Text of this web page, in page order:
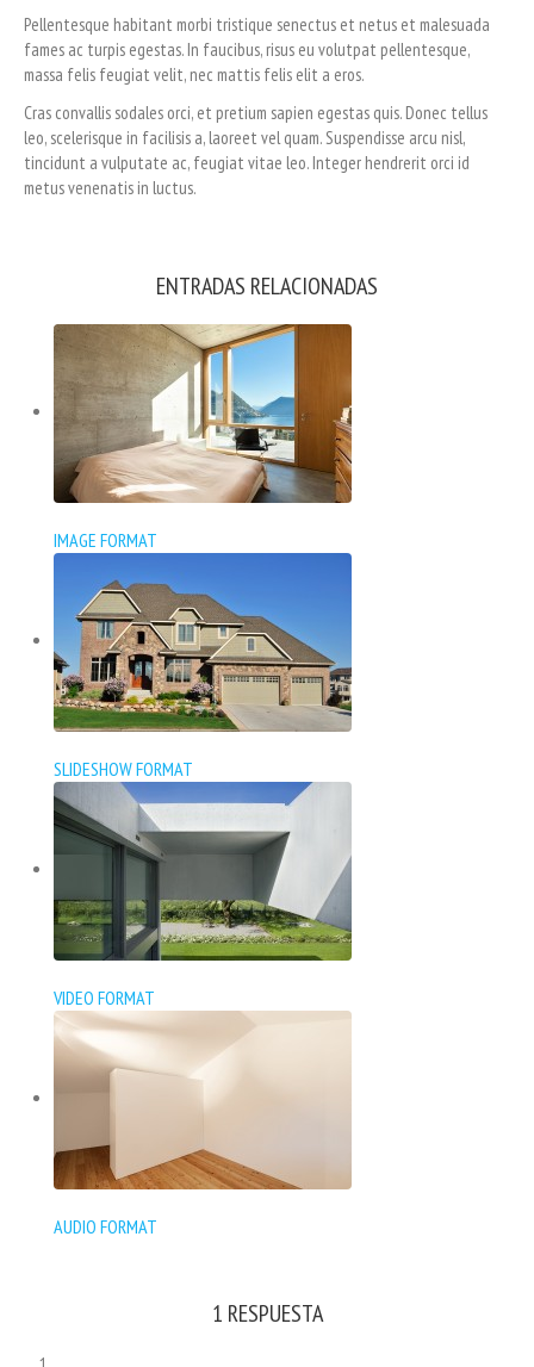
Pellentesque habitant morbi tristique senectus et netus et malesuada
fames ac turpis egestas. In faucibus, risus eu volutpat pellentesque,
massa felis feugiat velit, nec mattis felis elit a eros.
Cras convallis sodales orci, et pretium sapien egestas quis. Donec tellus
leo, scelerisque in facilisis a, laoreet vel quam. Suspendisse arcu nisl,
tincidunt a vulputate ac, feugiat vitae leo. Integer hendrerit orci id
metus venenatis in luctus.
ENTRADAS RELACIONADAS
IMAGE FORMAT
SLIDESHOW FORMAT
VIDEO FORMAT
AUDIO FORMAT
1 RESPUESTA